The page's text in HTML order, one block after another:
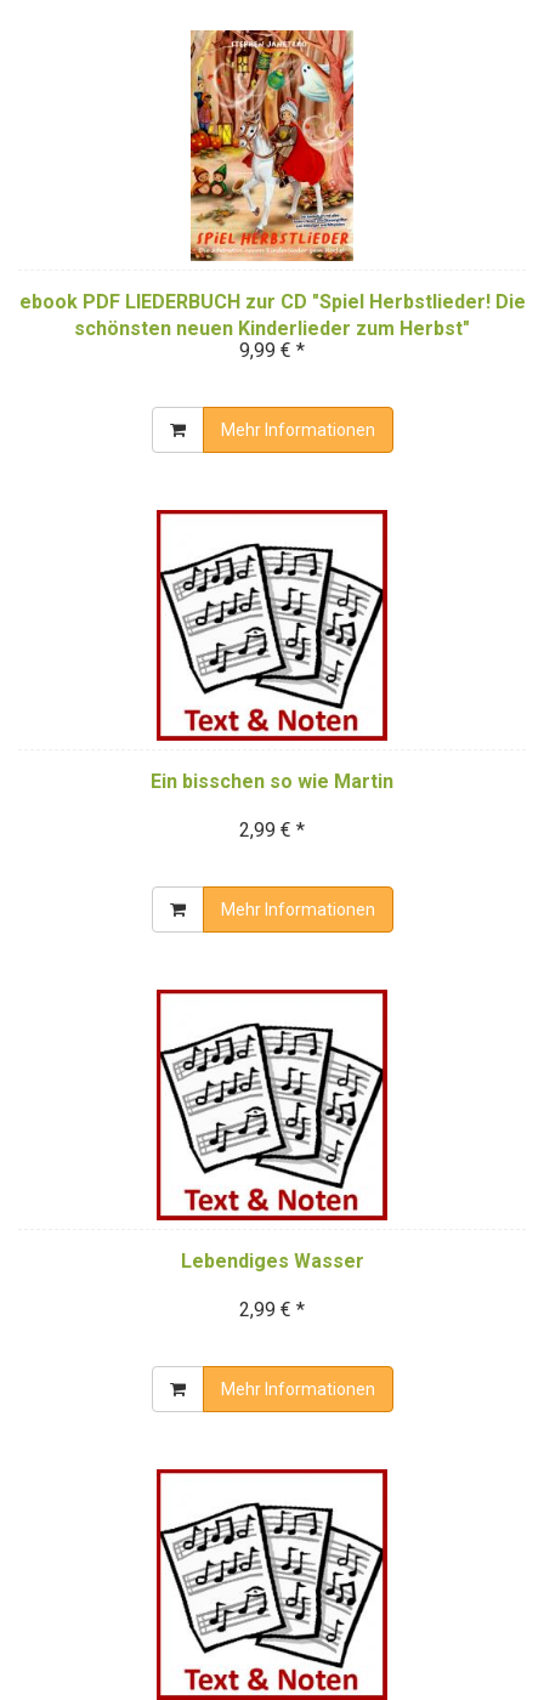
ebook PDF LIEDERBUCH zur CD "Spiel Herbstlieder! Die
schönsten neuen Kinderlieder zum Herbst"
(Downloadalbum)
9,99 € *
Mehr Informationen
Ein bisschen so wie Martin
2,99 € *
Mehr Informationen
Lebendiges Wasser
2,99 € *
Mehr Informationen